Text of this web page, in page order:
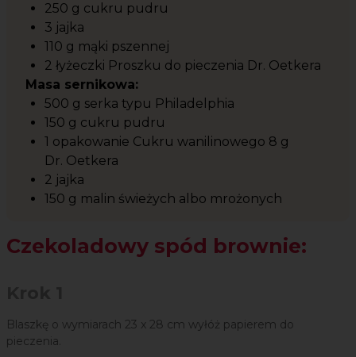
250 g cukru pudru
3 jajka
110 g mąki pszennej
2 łyżeczki Proszku do pieczenia Dr. Oetkera
Masa sernikowa:
500 g serka typu Philadelphia
150 g cukru pudru
1 opakowanie Cukru wanilinowego 8 g
Dr. Oetkera
2 jajka
150 g malin świeżych albo mrożonych
Czekoladowy spód brownie:
Blaszkę o wymiarach 23 x 28 cm wyłóż papierem do
pieczenia.